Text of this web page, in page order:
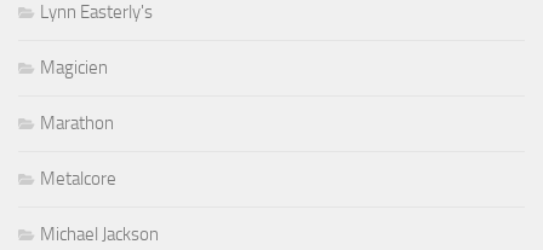
Lynn Easterly's
Magicien
Marathon
Metalcore
Michael Jackson